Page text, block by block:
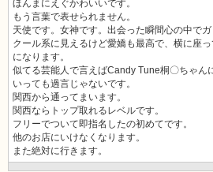
ほんまにえぐかわいいです。
もう言葉で表せられません。
天使です。女神です。出会った瞬間心の中でガ
クール系に見えるけど愛嬌も最高で、横に座
になります。
似てる芸能人で言えばCandy Tune桐〇ちゃん
いっても過言じゃないです。
関西から通ってまいます。
関西ならトップ取れるレベルです。
フリーでついて即指名したの初めてです。
他のお店にいけなくなります。
また絶対に行きます。